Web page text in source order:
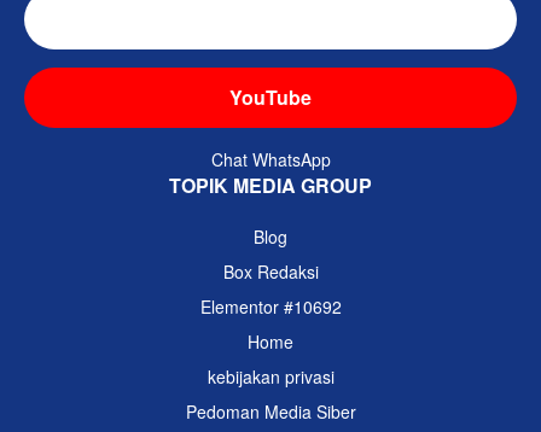
YouTube
Chat WhatsApp
TOPIK MEDIA GROUP
Blog
Box Redaksi
Elementor #10692
Home
kebijakan privasi
Pedoman Media Siber